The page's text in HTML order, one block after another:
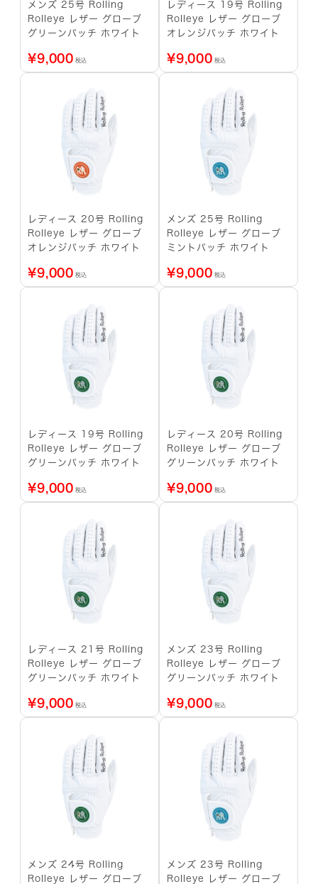
メンズ 25号 Rolling
Rolleye レザー グローブ
グリーンパッチ ホワイト
¥9,000 税込
レディース 19号 Rolling
Rolleye レザー グローブ
オレンジパッチ ホワイト
¥9,000 税込
レディース 20号 Rolling
Rolleye レザー グローブ
オレンジパッチ ホワイト
¥9,000 税込
メンズ 25号 Rolling
Rolleye レザー グローブ
ミントパッチ ホワイト
¥9,000 税込
レディース 19号 Rolling
Rolleye レザー グローブ
グリーンパッチ ホワイト
¥9,000 税込
レディース 20号 Rolling
Rolleye レザー グローブ
グリーンパッチ ホワイト
¥9,000 税込
レディース 21号 Rolling
Rolleye レザー グローブ
グリーンパッチ ホワイト
¥9,000 税込
メンズ 23号 Rolling
Rolleye レザー グローブ
グリーンパッチ ホワイト
¥9,000 税込
メンズ 24号 Rolling
Rolleye レザー グローブ
メンズ 23号 Rolling
Rolleye レザー グローブ